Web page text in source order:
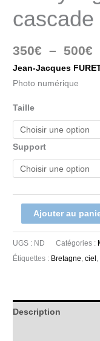
cascade
350€ – 500€
Jean-Jacques
Photo numérique
Taille
Support
Ajouter au
UGS : ND Catégories :
Étiquettes : Bretagne,ciel ,
Description